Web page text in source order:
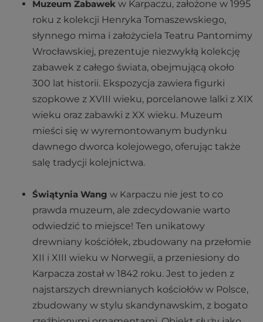
Muzeum Zabawek w Karpaczu, założone w 1995
roku z kolekcji Henryka Tomaszewskiego,
słynnego mima i założyciela Teatru Pantomimy
Wrocławskiej, prezentuje niezwykłą kolekcję
zabawek z całego świata, obejmującą około
300 lat historii. Ekspozycja zawiera figurki
szopkowe z XVIII wieku, porcelanowe lalki z XIX
wieku oraz zabawki z XX wieku. Muzeum
mieści się w wyremontowanym budynku
dawnego dworca kolejowego, oferując także
salę tradycji kolejnictwa.
Świątynia Wang w Karpaczu nie jest to co
prawda muzeum, ale zdecydowanie warto
odwiedzić to miejsce! Ten unikatowy
drewniany kościółek, zbudowany na przełomie
XII i XIII wieku w Norwegii, a przeniesiony do
Karpacza został w 1842 roku. Jest to jeden z
najstarszych drewnianych kościołów w Polsce,
zbudowany w stylu skandynawskim, z bogato